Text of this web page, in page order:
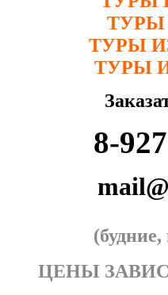
ТУРЫ
ТУРЫ
ТУРЫ
8-
ЦЕНЫ